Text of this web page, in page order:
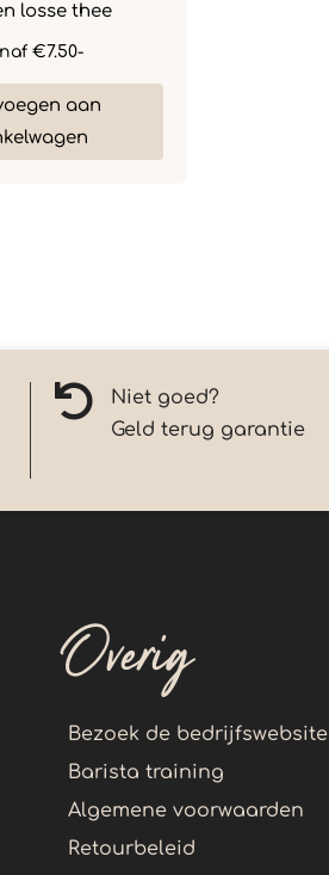
losse thee
€7.50-
aan

Niet goed?
Geld terug garantie
Overig
Bezoek de bedrijfswebsite
Barista training
Algemene voorwaarden
Retourbeleid